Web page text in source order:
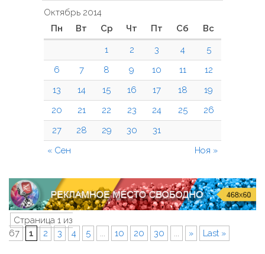
Октябрь 2014
Пн
Вт Ср Чт Пт Сб Вс
« Сен Ноя »
1 2 3 4
5
6
7 8 9 10 11
12
13
14 15 16 17 18
19
20
21 22 23 24 25
26
27
28 29 30 31
Страница 1 из
67
1 2 3 4 5 ... 10 20 30 ... » Last »